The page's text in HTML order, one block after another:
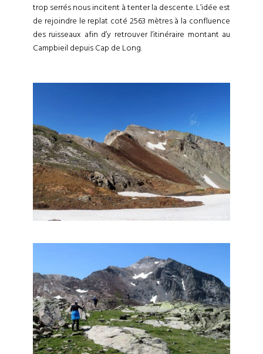
trop serrés nous incitent à tenter la descente. L’idée est
de rejoindre le replat coté 2563 mètres à la confluence
des ruisseaux afin d’y retrouver l’itinéraire montant au
Campbieil depuis Cap de Long.